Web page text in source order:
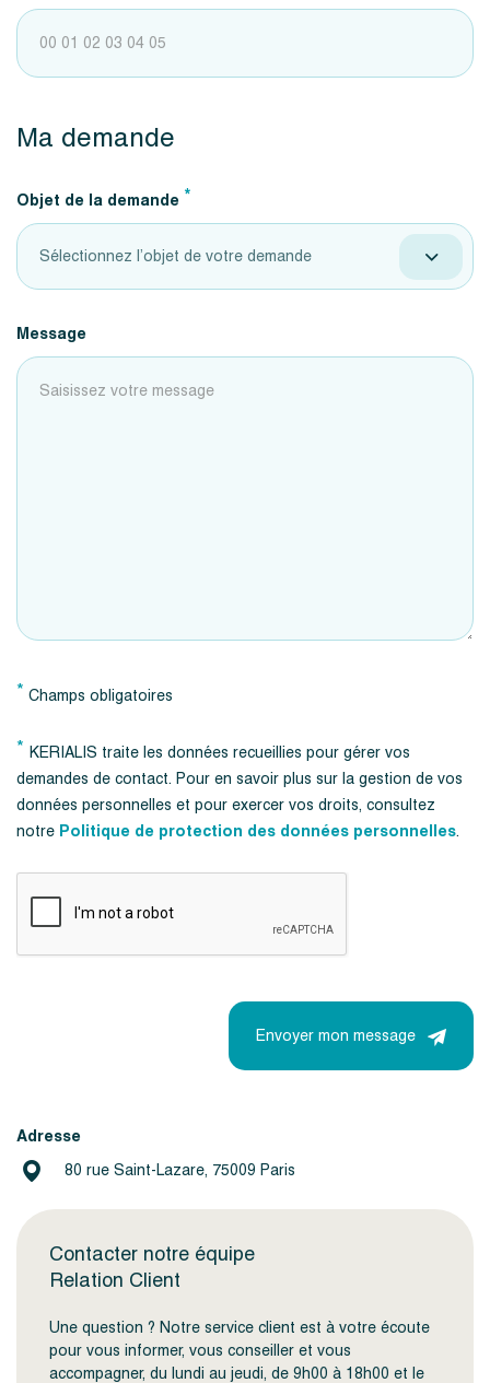
Ma demande
Objet de la demande *
Sélectionnez l’objet de votre demande
Message
* Champs obligatoires
* KERIALIS traite les données recueillies pour gérer vos
demandes de contact. Pour en savoir plus sur la gestion de vos
données personnelles et pour exercer vos droits, consultez
notre Politique de protection des données personnelles.
Envoyer mon message
Adresse
80 rue Saint-Lazare, 75009 Paris
Contacter notre équipe
Relation Client
Une question ? Notre service client est à votre écoute
pour vous informer, vous conseiller et vous
accompagner, du lundi au jeudi, de 9h00 à 18h00 et le